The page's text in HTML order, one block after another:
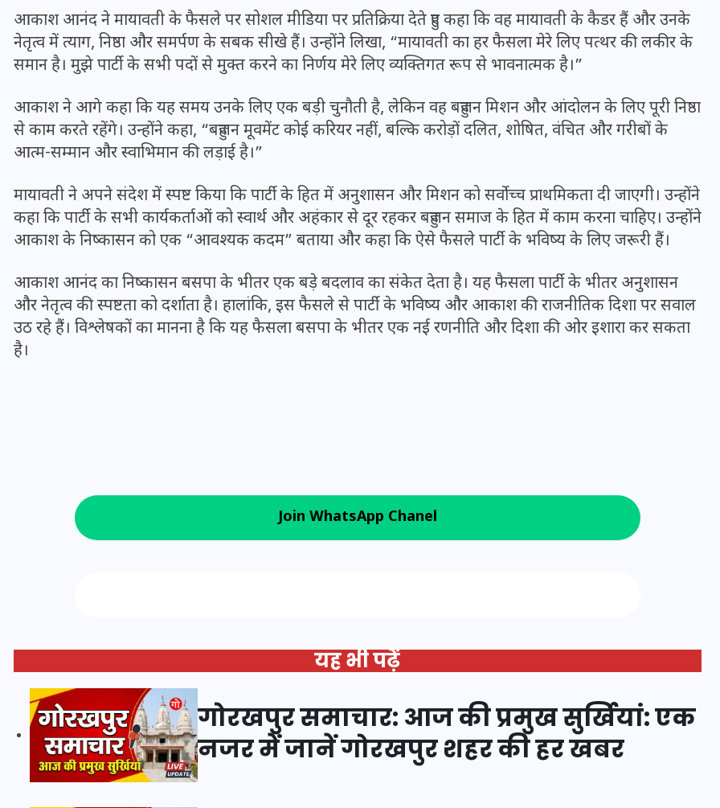
आकाश आनंद ने मायावती के फैसले पर सोशल मीडिया पर प्रतिक्रिया देते हुए कहा कि वह मायावती के कैडर हैं और उनके
नेतृत्व में त्याग, निष्ठा और समर्पण के सबक सीखे हैं। उन्होंने लिखा, “मायावती का हर फैसला मेरे लिए पत्थर की लकीर के
समान है। मुझे पार्टी के सभी पदों से मुक्त करने का निर्णय मेरे लिए व्यक्तिगत रूप से भावनात्मक है।”
आकाश ने आगे कहा कि यह समय उनके लिए एक बड़ी चुनौती है, लेकिन वह बहुजन मिशन और आंदोलन के लिए पूरी निष्ठा
से काम करते रहेंगे। उन्होंने कहा, “बहुजन मूवमेंट कोई करियर नहीं, बल्कि करोड़ों दलित, शोषित, वंचित और गरीबों के
आत्म-सम्मान और स्वाभिमान की लड़ाई है।”
मायावती ने अपने संदेश में स्पष्ट किया कि पार्टी के हित में अनुशासन और मिशन को सर्वोच्च प्राथमिकता दी जाएगी। उन्होंने
कहा कि पार्टी के सभी कार्यकर्ताओं को स्वार्थ और अहंकार से दूर रहकर बहुजन समाज के हित में काम करना चाहिए। उन्होंने
आकाश के निष्कासन को एक “आवश्यक कदम” बताया और कहा कि ऐसे फैसले पार्टी के भविष्य के लिए जरूरी हैं।
आकाश आनंद का निष्कासन बसपा के भीतर एक बड़े बदलाव का संकेत देता है। यह फैसला पार्टी के भीतर अनुशासन
और नेतृत्व की स्पष्टता को दर्शाता है। हालांकि, इस फैसले से पार्टी के भविष्य और आकाश की राजनीतिक दिशा पर सवाल
उठ रहे हैं। विश्लेषकों का मानना है कि यह फैसला बसपा के भीतर एक नई रणनीति और दिशा की ओर इशारा कर सकता
है।
Join WhatsApp Chanel
यह भी पढ़ें
गोरखपुर समाचार: आज की प्रमुख सुर्खियां: एक
नजर में जानें गोरखपुर शहर की हर खबर
2025: यूपी में लेखपाल के पदों
पर बंपर भर्ती का विज्ञापन जारी,
जानें कब से शुरू होंगे आवेदन
16 दिसम्बर 2025
2025: यूपी में लेखपाल के पदों
पर बंपर भर्ती का विज्ञापन जारी,
जानें कब से शुरू होंगे आवेदन
16 दिसम्बर 2025